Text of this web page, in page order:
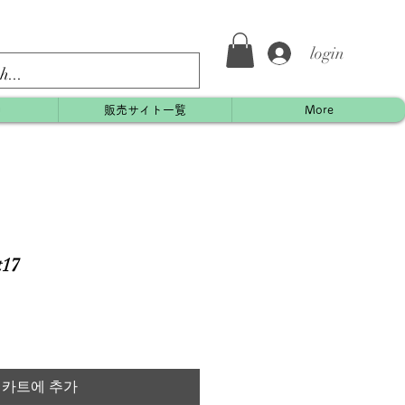
login
販売サイト一覧 More
카트에 추가